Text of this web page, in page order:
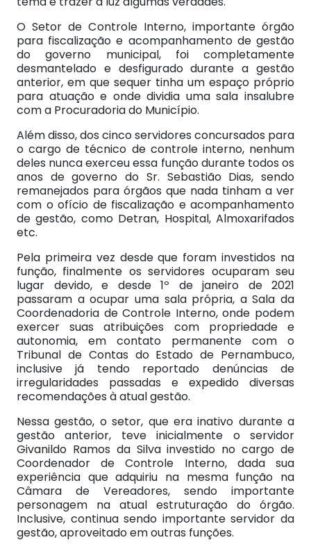
O Setor de Controle Interno, importante órgão
para fiscalização e acompanhamento de gestão
do governo municipal, foi completamente
desmantelado e desfigurado durante a gestão
anterior, em que sequer tinha um espaço próprio
para atuação e onde dividia uma sala insalubre
com a Procuradoria do Município.
Além disso, dos cinco servidores concursados para
o cargo de técnico de controle interno, nenhum
deles nunca exerceu essa função durante todos os
anos de governo do Sr. Sebastião Dias, sendo
remanejados para órgãos que nada tinham a ver
com o ofício de fiscalização e acompanhamento
de gestão, como Detran, Hospital, Almoxarifados
etc.
Pela primeira vez desde que foram investidos na
função, finalmente os servidores ocuparam seu
lugar devido, e desde 1º de janeiro de 2021
passaram a ocupar uma sala própria, a Sala da
Coordenadoria de Controle Interno, onde podem
exercer suas atribuições com propriedade e
autonomia, em contato permanente com o
Tribunal de Contas do Estado de Pernambuco,
inclusive já tendo reportado denúncias de
irregularidades passadas e expedido diversas
recomendações à atual gestão.
Nessa gestão, o setor, que era inativo durante a
gestão anterior, teve inicialmente o servidor
Givanildo Ramos da Silva investido no cargo de
Coordenador de Controle Interno, dada sua
experiência que adquiriu na mesma função na
Câmara de Vereadores, sendo importante
personagem na atual estruturação do órgão.
Inclusive, continua sendo importante servidor da
gestão, aproveitado em outras funções.